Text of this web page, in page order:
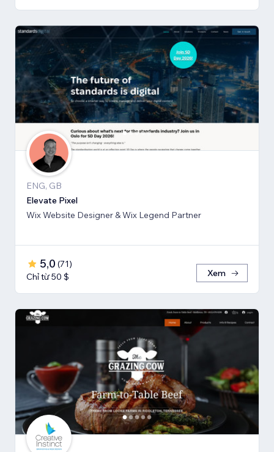
ENG, GB
Elevate Pixel
Wix Website Designer & Wix Legend Partner
5,0 (71)
Chỉ từ 50 $
Xem